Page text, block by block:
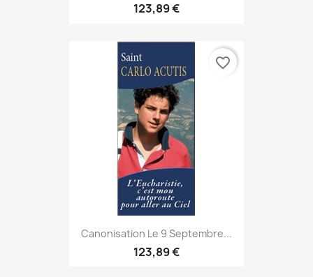
123,89 €
Canonisation Le 9 Septembre...
123,89 €
favorite_border